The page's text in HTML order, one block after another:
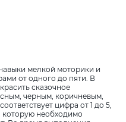
мелкой моторики и
от одного до пяти. В
сказочное
черным, коричневым,
цифра от 1 до 5,
которую необходимо